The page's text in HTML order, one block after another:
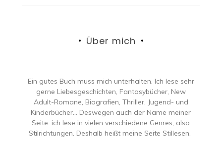
Über mich
Ein gutes Buch muss mich unterhalten. Ich lese sehr
gerne Liebesgeschichten, Fantasybücher, New
Adult-Romane, Biografien, Thriller, Jugend- und
Kinderbücher… Deswegen auch der Name meiner
Seite: ich lese in vielen verschiedene Genres, also
Stilrichtungen. Deshalb heißt meine Seite Stillesen.